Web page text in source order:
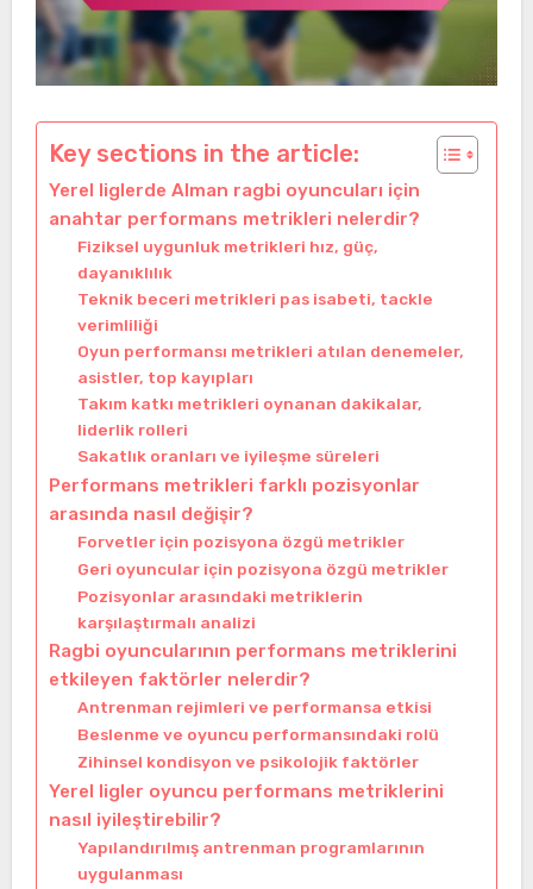
Key sections in the article:
Yerel liglerde Alman ragbi oyuncuları için
anahtar performans metrikleri nelerdir?
Fiziksel uygunluk metrikleri hız, güç,
dayanıklılık
Teknik beceri metrikleri pas isabeti, tackle
verimliliği
Oyun performansı metrikleri atılan denemeler,
asistler, top kayıpları
Takım katkı metrikleri oynanan dakikalar,
liderlik rolleri
Sakatlık oranları ve iyileşme süreleri
Performans metrikleri farklı pozisyonlar
arasında nasıl değişir?
Forvetler için pozisyona özgü metrikler
Geri oyuncular için pozisyona özgü metrikler
Pozisyonlar arasındaki metriklerin
karşılaştırmalı analizi
Ragbi oyuncularının performans metriklerini
etkileyen faktörler nelerdir?
Antrenman rejimleri ve performansa etkisi
Beslenme ve oyuncu performansındaki rolü
Zihinsel kondisyon ve psikolojik faktörler
Yerel ligler oyuncu performans metriklerini
nasıl iyileştirebilir?
Yapılandırılmış antrenman programlarının
uygulanması